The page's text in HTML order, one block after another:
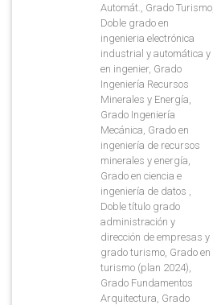
Automát., Grado Turismo,
Doble grado en
ingenieria electrónica
industrial y automática y
en ingenier, Grado
Ingeniería Recursos
Minerales y Energía,
Grado Ingeniería
Mecánica, Grado en
ingeniería de recursos
minerales y energía,
Grado en ciencia e
ingeniería de datos ,
Doble título grado
administración y
dirección de empresas y
grado turismo, Grado en
turismo (plan 2024),
Grado Fundamentos
Arquitectura, Grado